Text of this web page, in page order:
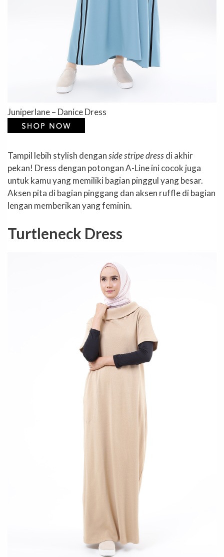
Juniperlane – Danice Dress
Tampil lebih stylish denganside stripe dressdi akhir
pekan! Dress dengan potongan A-Line ini cocok juga
untuk kamu yang memiliki bagian pinggul yang besar.
Aksen pita di bagian pinggang dan aksen ruffle di bagian
lengan memberikan yang feminin.
Turtleneck Dress